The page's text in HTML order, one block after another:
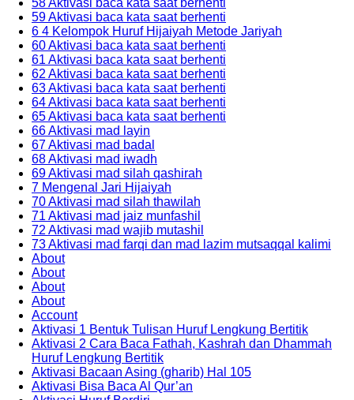
58 Aktivasi baca kata saat berhenti
59 Aktivasi baca kata saat berhenti
6 4 Kelompok Huruf Hijaiyah Metode Jariyah
60 Aktivasi baca kata saat berhenti
61 Aktivasi baca kata saat berhenti
62 Aktivasi baca kata saat berhenti
63 Aktivasi baca kata saat berhenti
64 Aktivasi baca kata saat berhenti
65 Aktivasi baca kata saat berhenti
66 Aktivasi mad layin
67 Aktivasi mad badal
68 Aktivasi mad iwadh
69 Aktivasi mad silah qashirah
7 Mengenal Jari Hijaiyah
70 Aktivasi mad silah thawilah
71 Aktivasi mad jaiz munfashil
72 Aktivasi mad wajib mutashil
73 Aktivasi mad farqi dan mad lazim mutsaqqal kalimi
About
About
About
About
Account
Aktivasi 1 Bentuk Tulisan Huruf Lengkung Bertitik
Aktivasi 2 Cara Baca Fathah, Kashrah dan Dhammah
Huruf Lengkung Bertitik
Aktivasi Bacaan Asing (gharib) Hal 105
Aktivasi Bisa Baca Al Qur’an